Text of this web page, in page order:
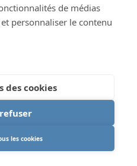
de médias
personnaliser le contenu
des cookies
les cookies